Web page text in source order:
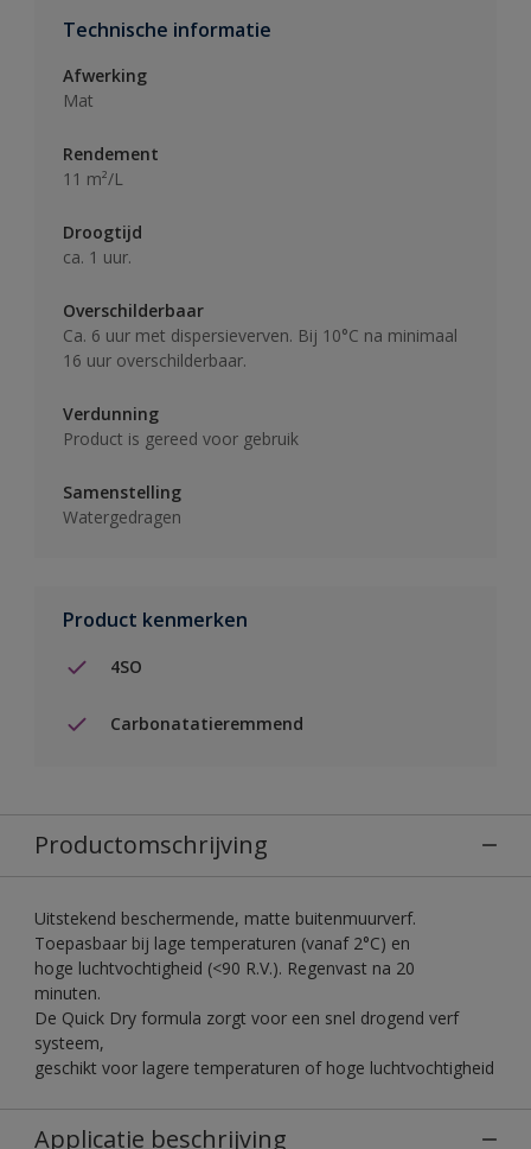
Technische informatie
Afwerking
Mat
Rendement
11 m²/L
Droogtijd
ca. 1 uur.
Overschilderbaar
Ca. 6 uur met dispersieverven. Bij 10°C na minimaal
16 uur overschilderbaar.
Verdunning
Product is gereed voor gebruik
Samenstelling
Watergedragen
Product kenmerken
4SO
Carbonatatieremmend
Productomschrijving
Uitstekend beschermende, matte buitenmuurverf.
Toepasbaar bij lage temperaturen (vanaf 2°C) en
hoge luchtvochtigheid (<90 R.V.). Regenvast na 20
minuten.
De Quick Dry formula zorgt voor een snel drogend verf
systeem,
geschikt voor lagere temperaturen of hoge luchtvochtigheid
Applicatie beschrijving